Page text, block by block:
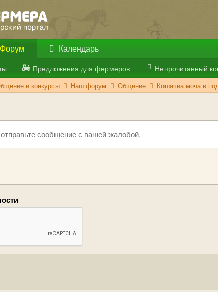
Форум
Предложения для фермеров Непрочитанный
Календарь
и конкурсы Наш форум Общение Кошачиа моча в
сообщение с вашей жалобой.